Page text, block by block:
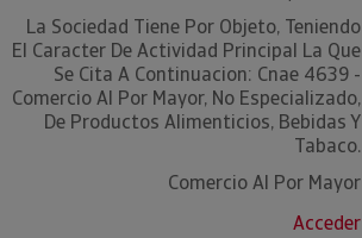
La Sociedad Tiene Por Objeto, Teniendo
El Caracter De Actividad Principal La Que
Se Cita A Continuacion: Cnae 4639 -
Comercio Al Por Mayor, No Especializado,
De Productos Alimenticios, Bebidas Y
Tabaco.
Comercio Al Por Mayor
Acceder